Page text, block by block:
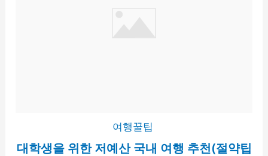
여행꿀팁
대학생을 위한 저예산 국내 여행 추천(절약팁